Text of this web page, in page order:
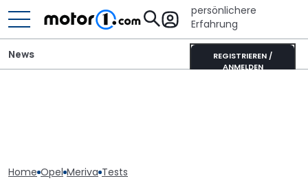
persönlichere
Erfahrung
REGISTRIEREN /
ANMELDEN
News
Home Opel Meriva Tests